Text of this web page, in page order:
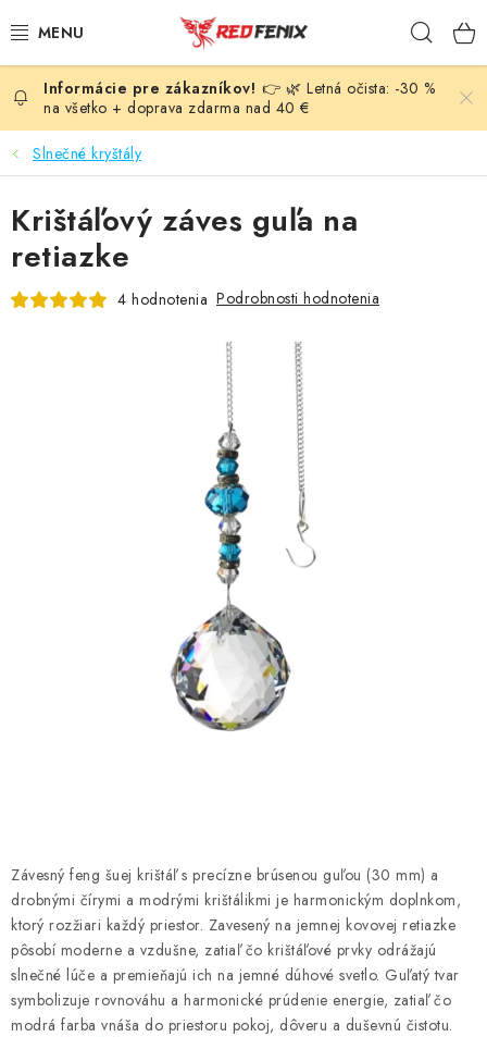
na
POMÔCKY
NÁRAMKY
PRÍVESKY
LIEČIVÉ KAMENE
Poradňa
Ako nakupovať
Podmienky ochrany osobných údajov
Doprava a platba
Certifikáty
👉 🌿 Letná očista: -30 %
na všetko + doprava zdarma nad 40 €
Slnečné kryštály
Závesný feng šuej krištáľ s precízne brúsenou guľou (30 mm) a
drobnými čírymi a modrými krištálikmi je harmonickým doplnkom,
ktorý rozžiari každý priestor. Zavesený na jemnej kovovej retiazke
pôsobí moderne a vzdušne, zatiaľ čo krištáľové prvky odrážajú
slnečné lúče a premieňajú ich na jemné dúhové svetlo. Guľatý tvar
symbolizuje rovnováhu a harmonické prúdenie energie, zatiaľ čo
modrá farba vnáša do priestoru pokoj, dôveru a duševnú čistotu.
Krištáľový záves guľa na
retiazke
4 hodnotenia Podrobnosti hodnotenia